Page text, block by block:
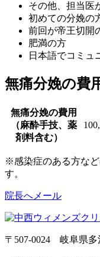
その他、担当医
初めての分娩の
前回が帝王切開
肥満の方
日本語でコミュ
無痛分娩の費
無痛分娩の費用
（麻酔手技、薬
剤料含む）
※感染症のある方な
す。
院長へメール
〒507-0024 岐阜県多